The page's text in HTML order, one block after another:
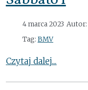
4 marca 2023 Autor:
Tag: BMV
Czytaj dalej...